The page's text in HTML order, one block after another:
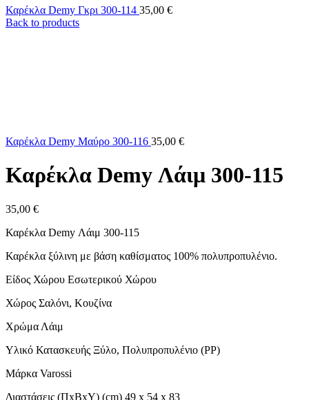
Καρέκλα Demy Γκρι 300-114 35,00 €
Back to products
Καρέκλα Demy Μαύρο 300-116 35,00 €
Καρέκλα Demy Λάιμ 300-115
35,00 €
Καρέκλα Demy Λάιμ 300-115
Καρέκλα ξύλινη με βάση καθίσματος 100% πολυπροπυλένιο.
Είδος Χώρου Εσωτερικού Χώρου
Χώρος Σαλόνι, Κουζίνα
Χρώμα Λάιμ
Υλικό Κατασκευής Ξύλο, Πολυπροπυλένιο (PP)
Μάρκα Varossi
Διαστάσεις (ΠxBxΥ) (cm) 49 x 54 x 83